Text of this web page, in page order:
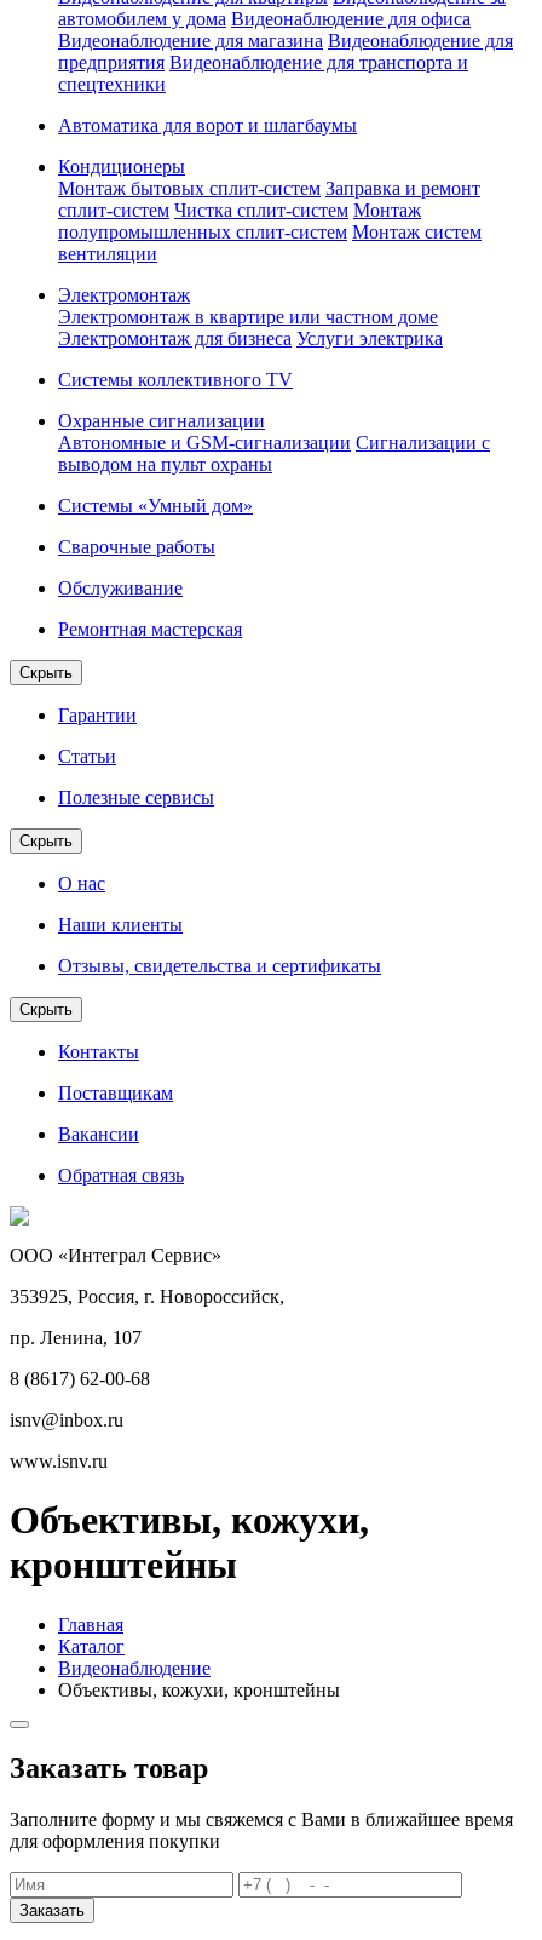
автомобилем у дома Видеонаблюдение для офиса
Видеонаблюдение для магазина Видеонаблюдение для
предприятия Видеонаблюдение для транспорта и
спецтехники
Автоматика для ворот и шлагбаумы
Кондиционеры
Монтаж бытовых сплит-систем Заправка и ремонт
сплит-систем Чистка сплит-систем Монтаж
полупромышленных сплит-систем Монтаж систем
вентиляции
Электромонтаж
Электромонтаж в квартире или частном доме
Электромонтаж для бизнеса Услуги электрика
Системы коллективного TV
Охранные сигнализации
Автономные и GSM-сигнализации Сигнализации с
выводом на пульт охраны
Системы «Умный дом»
Сварочные работы
Обслуживание
Ремонтная мастерская
Скрыть
Гарантии
Статьи
Полезные сервисы
Скрыть
О нас
Наши клиенты
Отзывы, свидетельства и сертификаты
Скрыть
Контакты
Поставщикам
Вакансии
Обратная связь
ООО «Интеграл Сервис»
353925, Россия, г. Новороссийск,
пр. Ленина, 107
8 (8617) 62-00-68
isnv@inbox.ru
www.isnv.ru
Объективы, кожухи,
кронштейны
Главная
Каталог
Видеонаблюдение
Объективы, кожухи, кронштейны
Заказать товар
Заполните форму и мы свяжемся с Вами в ближайшее время
для оформления покупки
Заказать